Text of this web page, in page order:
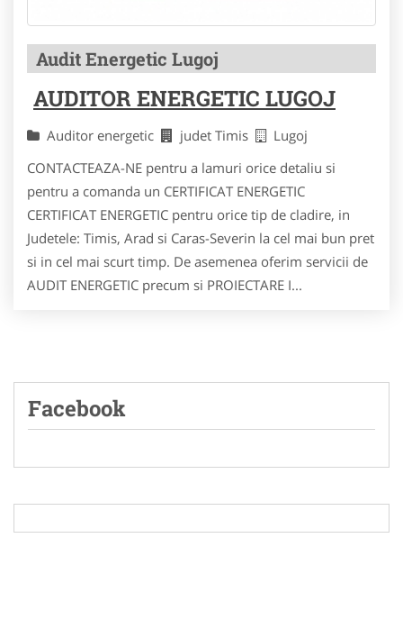
Audit Energetic Lugoj
AUDITOR ENERGETIC LUGOJ
Auditor energetic judet Timis
Lugoj
CONTACTEAZA-NE pentru a lamuri orice detaliu si
pentru a comanda un CERTIFICAT ENERGETIC
CERTIFICAT ENERGETIC pentru orice tip de cladire, in
Judetele: Timis, Arad si Caras-Severin la cel mai bun pret
si in cel mai scurt timp. De asemenea oferim servicii de
AUDIT ENERGETIC precum si PROIECTARE I...
Facebook